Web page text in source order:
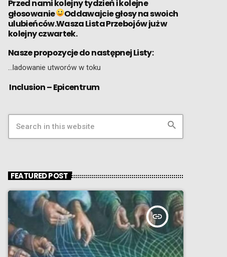
Przed nami kolejny tydzień i kolejne
głosowanie
Oddawajcie głosy na swoich
ulubieńców.Wasza Lista Przebojów już w
kolejny czwartek.
Nasze propozycje do następnej Listy:
…ladowanie utworów w toku
Inclusion – Epicentrum
search
FEATURED POST
insert_link